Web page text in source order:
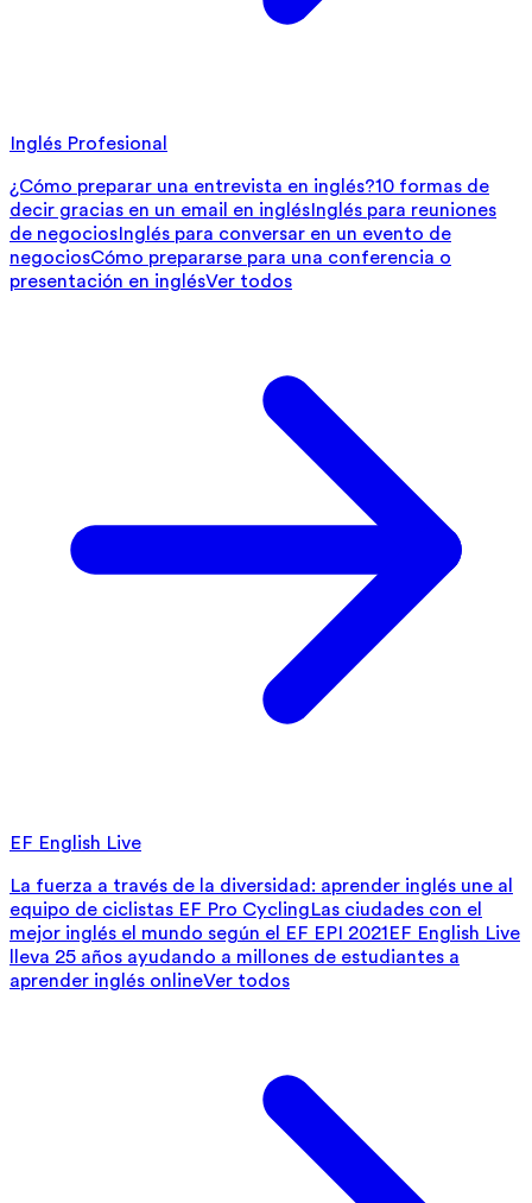
Inglés Profesional
¿Cómo preparar una entrevista en inglés?10 formas de
decir gracias en un email en inglésInglés para reuniones
de negociosInglés para conversar en un evento de
negociosCómo prepararse para una conferencia o
presentación en inglésVer todos
EF English Live
La fuerza a través de la diversidad: aprender inglés une al
equipo de ciclistas EF Pro CyclingLas ciudades con el
mejor inglés el mundo según el EF EPI 2021EF English Live
lleva 25 años ayudando a millones de estudiantes a
aprender inglés onlineVer todos